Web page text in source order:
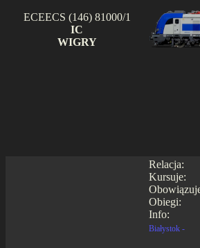
ECEECS (146) 81000/1
IC
WIGRY
Relacja:
Kursuje:
Obiegi:
Info:
Białystok -